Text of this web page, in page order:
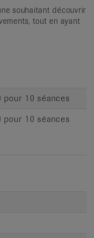
souhaitant découvrir
tout en ayant
pour 10 séances
pour 10 séances